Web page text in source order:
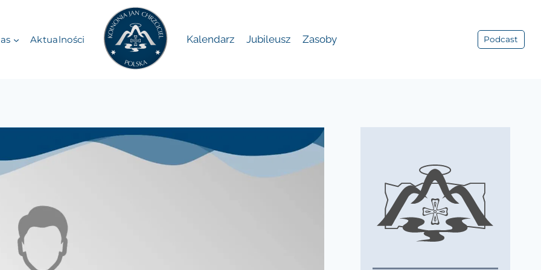
Aktualności Kalendarz Jubileusz Zasoby Podcast